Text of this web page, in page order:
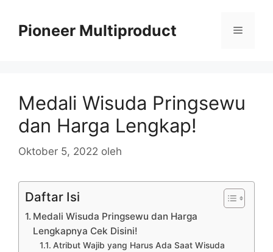
Pioneer Multiproduct Menu
Medali Wisuda Pringsewu
dan Harga Lengkap!
Oktober 5, 2022 oleh
Daftar Isi
Medali Wisuda Pringsewu dan Harga
Lengkapnya Cek Disini!
Atribut Wajib yang Harus Ada Saat Wisuda